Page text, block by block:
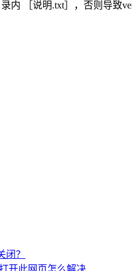
内 ［说明.txt］，否则导致
？